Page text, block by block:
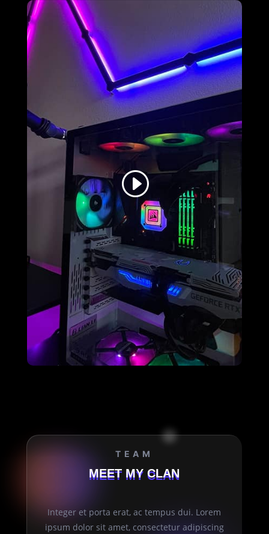
TEAM
MEET MY CLAN
Integer et porta erat, ac tempus dui. Lorem
ipsum dolor sit amet, consectetur adipiscing